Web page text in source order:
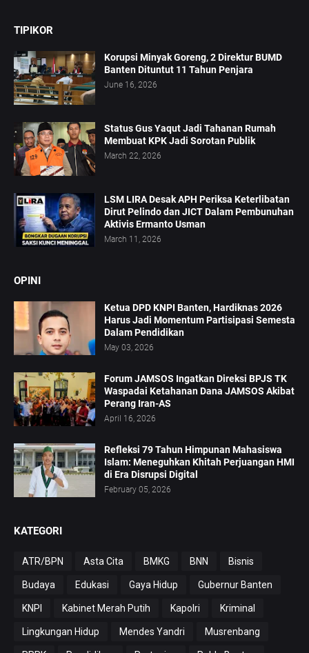
TIPIKOR
Korupsi Minyak Goreng, 2 Direktur BUMD
Banten Dituntut 11 Tahun Penjara
June 16, 2026
Status Gus Yaqut Jadi Tahanan Rumah
Membuat KPK Jadi Sorotan Publik
March 22, 2026
LSM LIRA Desak APH Periksa Keterlibatan
Dirut Pelindo dan JICT Dalam Pembunuhan
Aktivis Ermanto Usman
March 11, 2026
OPINI
Ketua DPD KNPI Banten, Hardiknas 2026
Harus Jadi Momentum Partisipasi Semesta
Dalam Pendidikan
May 03, 2026
Forum JAMSOS Ingatkan Direksi BPJS TK
Waspadai Ketahanan Dana JAMSOS Akibat
Perang Iran-AS
April 16, 2026
Refleksi 79 Tahun Himpunan Mahasiswa
Islam: Meneguhkan Khitah Perjuangan HMI
di Era Disrupsi Digital
February 05, 2026
KATEGORI
ATR/BPN Asta Cita BMKG BNN Bisnis
Budaya Edukasi Gaya Hidup Gubernur Banten
KNPI Kabinet Merah Putih Kapolri Kriminal
Lingkungan Hidup Mendes Yandri Musrenbang